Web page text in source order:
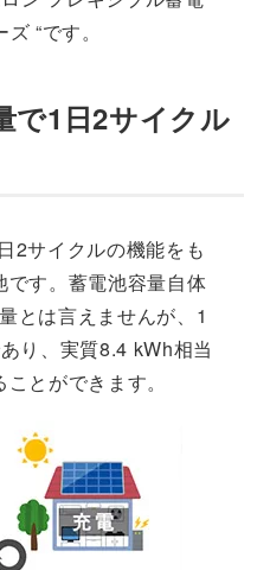
“です。
で1日2サイクル
2サイクルの機能をも
です。蓄電池容量自体
とは言えませんが、1
り、実質8.4 kWh相当
とができます。